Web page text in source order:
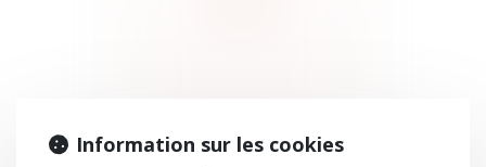
Information sur les cookies